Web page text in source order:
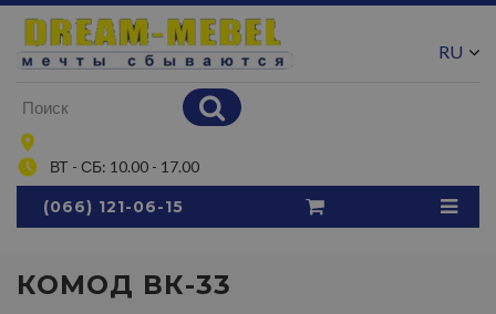
ВТ - СБ: 10.00 - 17.00
RU
(066) 121-06-15
КОМОД ВК-33